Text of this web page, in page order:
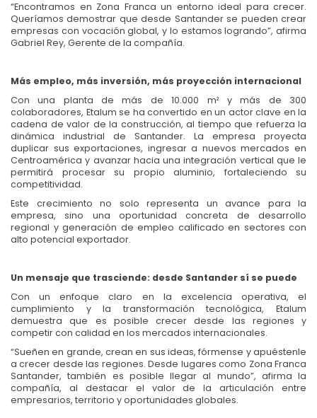
“Encontramos en Zona Franca un entorno ideal para crecer.
Queríamos demostrar que desde Santander se pueden crear
empresas con vocación global, y lo estamos logrando”, afirma
Gabriel Rey, Gerente de la compañía.
Más empleo, más inversión, más proyección internacional
Con una planta de más de 10.000 m² y más de 300
colaboradores, Etalum se ha convertido en un actor clave en la
cadena de valor de la construcción, al tiempo que refuerza la
dinámica industrial de Santander. La empresa proyecta
duplicar sus exportaciones, ingresar a nuevos mercados en
Centroamérica y avanzar hacia una integración vertical que le
permitirá procesar su propio aluminio, fortaleciendo su
competitividad.
Este crecimiento no solo representa un avance para la
empresa, sino una oportunidad concreta de desarrollo
regional y generación de empleo calificado en sectores con
alto potencial exportador.
Un mensaje que trasciende: desde Santander sí se puede
Con un enfoque claro en la excelencia operativa, el
cumplimiento y la transformación tecnológica, Etalum
demuestra que es posible crecer desde las regiones y
competir con calidad en los mercados internacionales.
“Sueñen en grande, crean en sus ideas, fórmense y apuéstenle
a crecer desde las regiones. Desde lugares como Zona Franca
Santander, también es posible llegar al mundo”, afirma la
compañía, al destacar el valor de la articulación entre
empresarios, territorio y oportunidades globales.